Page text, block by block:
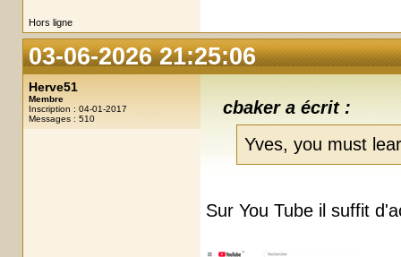
Hors ligne
03-06-2026 21:25:06
Herve51
Membre
Inscription : 04-01-2017
Messages : 510
cbaker a écrit :
Yves, you must
Sur You Tube il suffit